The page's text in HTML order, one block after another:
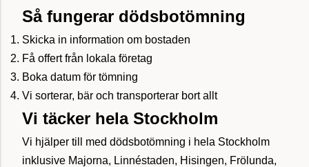
Så fungerar dödsbotömning
Skicka in information om bostaden
Få offert från lokala företag
Boka datum för tömning
Vi sorterar, bär och transporterar bort allt
Vi täcker hela Stockholm
Vi hjälper till med dödsbotömning i hela Stockholm
inklusive Majorna, Linnéstaden, Hisingen, Frölunda,